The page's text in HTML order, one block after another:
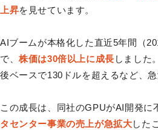
上昇を見せています。
AIブームが本格化した直近5年間（
で、株価は30倍以上に成長 しました
後ベースで130ドルを超えるなど、
この成長は、同社のGPUがAI開発に
タセンター事業の売上が急拡大した